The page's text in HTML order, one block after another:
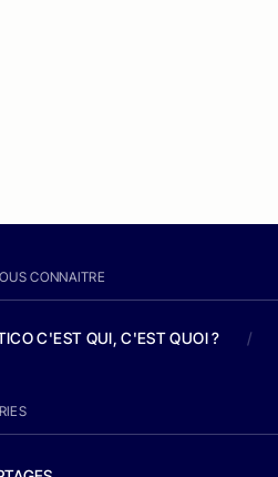
CONNAITRE
C'EST QUI, C'EST QUOI ? /